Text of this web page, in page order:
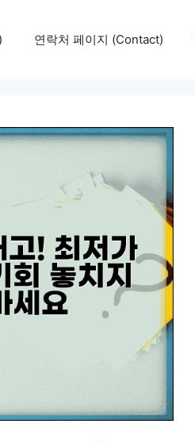
연락처 페이지 (Contact)